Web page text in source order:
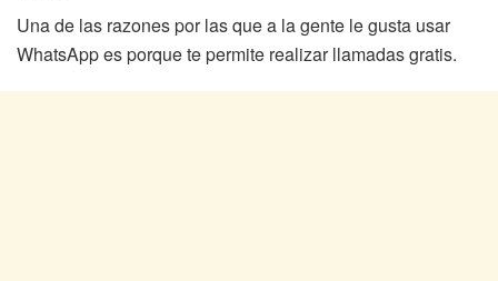
Una de las razones por las que a la gente le gusta usar
WhatsApp es porque te permite realizar llamadas gratis.